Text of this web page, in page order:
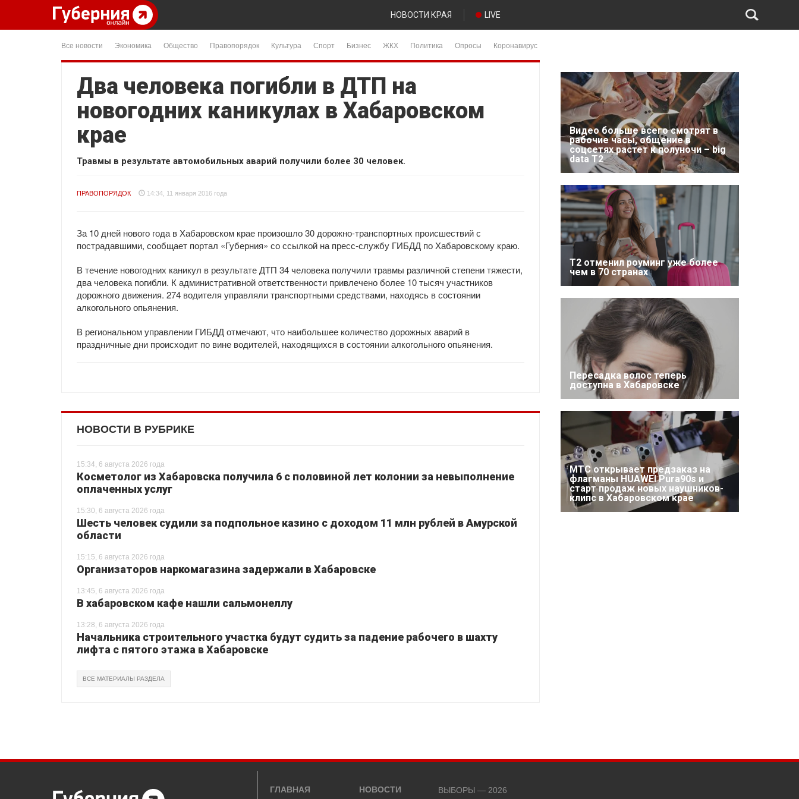
НОВОСТИ КРАЯ LIVE
Все новости Экономика Общество Правопорядок Культура Спорт Бизнес ЖКХ Политика Опросы Коронавирус
Два человека погибли в ДТП на
новогодних каникулах в Хабаровском
крае
Травмы в результате автомобильных аварий получили более 30 человек.
ПРАВОПОРЯДОК 14:34, 11 января 2016 года
За 10 дней нового года в Хабаровском крае произошло 30 дорожно-транспортных происшествий с
пострадавшими, сообщает портал «Губерния» со ссылкой на пресс-службу ГИБДД по Хабаровскому краю.
В течение новогодних каникул в результате ДТП 34 человека получили травмы различной степени тяжести,
два человека погибли. К административной ответственности привлечено более 10 тысяч участников
дорожного движения. 274 водителя управляли транспортными средствами, находясь в состоянии
алкогольного опьянения.
В региональном управлении ГИБДД отмечают, что наибольшее количество дорожных аварий в
праздничные дни происходит по вине водителей, находящихся в состоянии алкогольного опьянения.
НОВОСТИ В РУБРИКЕ
15:34, 6 августа 2026 года
Косметолог из Хабаровска получила 6 с половиной лет колонии за невыполнение
оплаченных услуг
15:30, 6 августа 2026 года
Шесть человек судили за подпольное казино с доходом 11 млн рублей в Амурской
области
15:15, 6 августа 2026 года
Организаторов наркомагазина задержали в Хабаровске
13:45, 6 августа 2026 года
В хабаровском кафе нашли сальмонеллу
13:28, 6 августа 2026 года
Начальника строительного участка будут судить за падение рабочего в шахту
лифта с пятого этажа в Хабаровске
ВСЕ МАТЕРИАЛЫ РАЗДЕЛА
Видео больше всего смотрят в
рабочие часы, общение в
соцсетях растет к полуночи – big
data T2
Т2 отменил роуминг уже более
чем в 70 странах
Пересадка волос теперь
доступна в Хабаровске
МТС открывает предзаказ на
флагманы HUAWEI Pura90s и
старт продаж новых наушников-
клипс в Хабаровском крае
ГЛАВНАЯ
НОВОСТИ
ВЫБОРЫ — 2026